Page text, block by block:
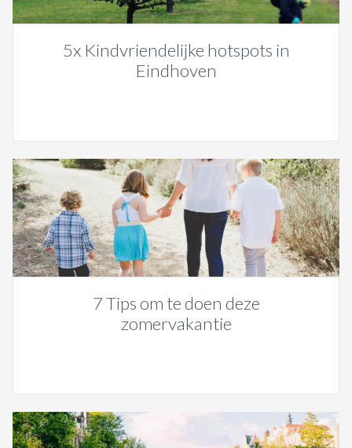
5x Kindvriendelijke hotspots in
Eindhoven
7 Tips om te doen deze
zomervakantie